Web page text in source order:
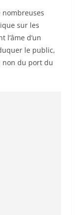
nombreuses
sur les
l’âme d’un
le public,
non du port du